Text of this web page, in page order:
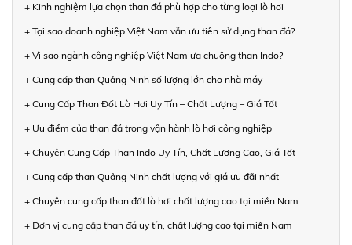
+ Kinh nghiệm lựa chọn than đá phù hợp cho từng loại lò hơi
+ Tại sao doanh nghiệp Việt Nam vẫn ưu tiên sử dụng than đá?
+ Vì sao ngành công nghiệp Việt Nam ưa chuộng than Indo?
+ Cung cấp than Quảng Ninh số lượng lớn cho nhà máy
+ Cung Cấp Than Đốt Lò Hơi Uy Tín – Chất Lượng – Giá Tốt
+ Ưu điểm của than đá trong vận hành lò hơi công nghiệp
+ Chuyên Cung Cấp Than Indo Uy Tín, Chất Lượng Cao, Giá Tốt
+ Cung cấp than Quảng Ninh chất lượng với giá ưu đãi nhất
+ Chuyên cung cấp than đốt lò hơi chất lượng cao tại miền Nam
+ Đơn vị cung cấp than đá uy tín, chất lượng cao tại miền Nam